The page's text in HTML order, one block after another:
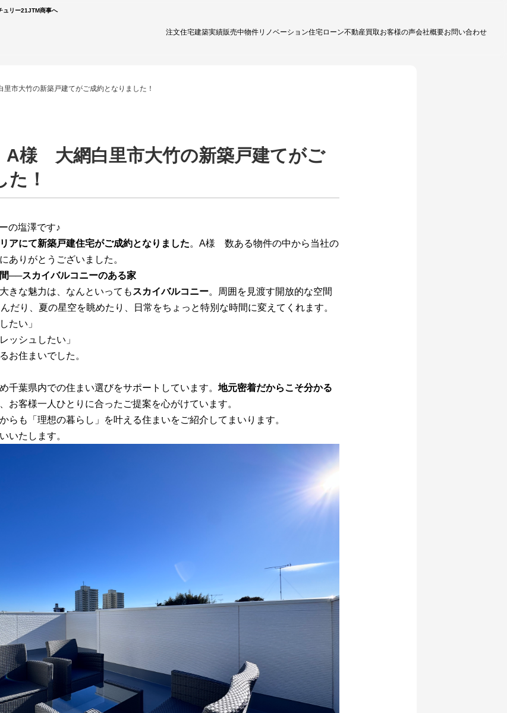
ュリー21JTM商事へ
注文住宅建築実績販売中物件リノベーション住宅ローン不動産買取お客様の声会社概要お問い合わせ
市大竹の新築戸建てがご成約となりました！
A様 大網白里市大竹の新築戸建てがご
！
の塩澤です♪
アにて新築戸建住宅がご成約となりました。A様 数ある物件の中から当社の
ありがとうございました。
──スカイバルコニーのある家
きな魅力は、なんといっても スカイバルコニー。周囲を見渡す開放的な空間
だり、夏の星空を眺めたり、日常をちょっと特別な時間に変えてくれます。
たい」
ッシュしたい」
お住まいでした。
千葉県内での住まい選びをサポートしています。 地元密着だからこそ分かる
お客様一人ひとりに合ったご提案を心がけています。
らも「理想の暮らし」を叶える住まいをご紹介してまいります。
いたします。